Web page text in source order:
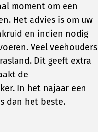
moment om een
Het advies is om uw
en indien nodig
Veel veehouders
Dit geeft extra
de
In het najaar een
dan het beste.